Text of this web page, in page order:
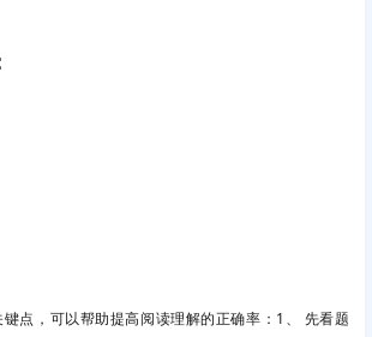
点，可以帮助提高阅读理解的正确率：1、 先看题